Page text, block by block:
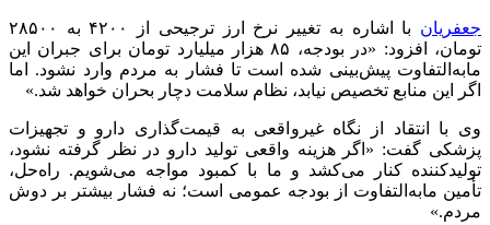
جعفریان
با اشاره به تغییر نرخ ارز ترجیحی از ۴۲۰۰ به ۲۸۵۰۰
تومان، افزود: «در بودجه، ۸۵ هزار میلیارد تومان برای جبران این
مابه‌التفاوت پیش‌بینی شده است تا فشار به مردم وارد نشود. اما
اگر این منابع تخصیص نیابد، نظام سلامت دچار بحران خواهد شد.»
وی با انتقاد از نگاه غیرواقعی به قیمت‌گذاری دارو و تجهیزات
پزشکی گفت: «اگر هزینه واقعی تولید دارو در نظر گرفته نشود،
تولیدکننده کنار می‌کشد و ما با کمبود مواجه می‌شویم. راه‌حل،
تأمین مابه‌التفاوت از بودجه عمومی است؛ نه فشار بیشتر بر دوش
مردم.»